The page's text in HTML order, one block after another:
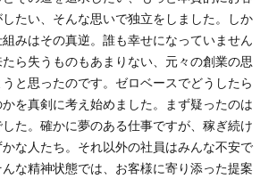
たい、そんな思いで独立をしました。しか
みはその真逆。誰も幸せになっていません
ら失うものもあまりない、元々の創業の思
と思ったのです。ゼロベースでどうしたら
を真剣に考え始めました。まず疑ったのは
た。確かに夢のある仕事ですが、稼ぎ続け
な人たち。それ以外の社員はみんな不安で
な精神状態では、お客様に寄り添った提案